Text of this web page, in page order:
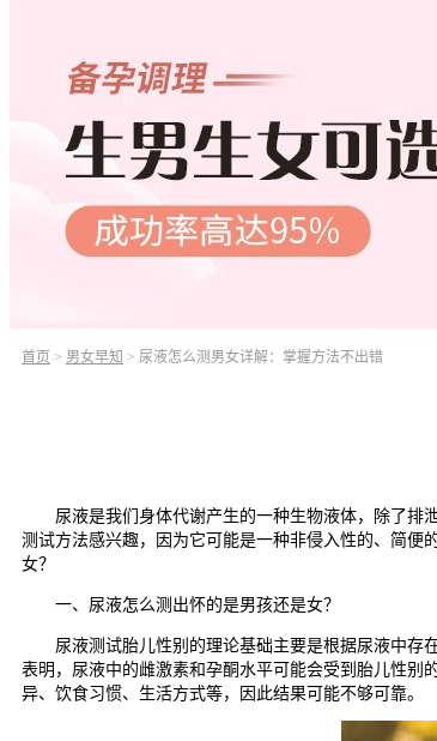
首页 > 男女早知 > 尿液怎么测男女详解：掌握方法不出错
尿液是我们身体代谢产生的一种生物液体，除了排泄
测试方法感兴趣，因为它可能是一种非侵入性的、简便
女？
一、尿液怎么测出怀的是男孩还是女？
尿液测试胎儿性别的理论基础主要是根据尿液中存在
表明，尿液中的雌激素和孕酮水平可能会受到胎儿性别
异、饮食习惯、生活方式等，因此结果可能不够可靠。